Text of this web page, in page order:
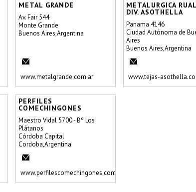
METAL GRANDE
Av. Fair 544
Monte Grande
Buenos Aires,Argentina
www.metalgrande.com.ar
METALURGICA
DIV. ASOTHELLA
Panama 4146
Ciudad Autónoma de
Aires
Buenos Aires,Argentina
www.tejas-
PERFILES
COMECHINGONES
Maestro Vidal 5700 - Bº Los
Plátanos
Córdoba Capital
Cordoba,Argentina
www.perfilescomechingones.com